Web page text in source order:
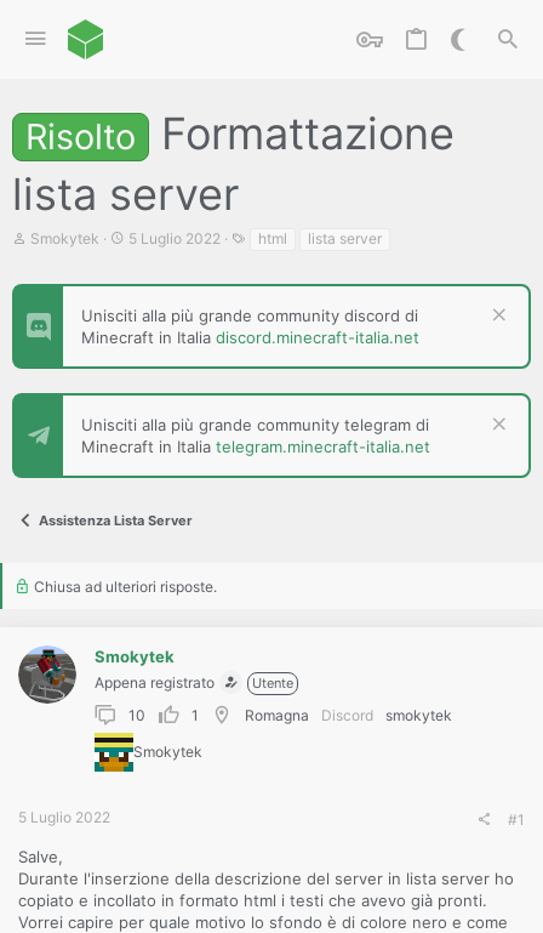
Risolto
Formattazione
lista server
C
t
o
e
D
s
c
e
Smokytek
D
d
i
n
i
i
o
5 Luglio 2022 html lista server
Unisciti alla più grande community discord di
Minecraft in Italia discord.minecraft-italia.net
Unisciti alla più grande community telegram di
Minecraft in Italia telegram.minecraft-italia.net
Assistenza Lista Server
Chiusa ad ulteriori risposte.
Smokytek
Appena registrato Utente
10 1 Romagna Discord
smokytek
Smokytek
5 Luglio 2022 #1
Salve,
Durante l'inserzione della descrizione del server in lista server ho
copiato e incollato in formato html i testi che avevo già pronti.
Vorrei capire per quale motivo lo sfondo è di colore nero e come